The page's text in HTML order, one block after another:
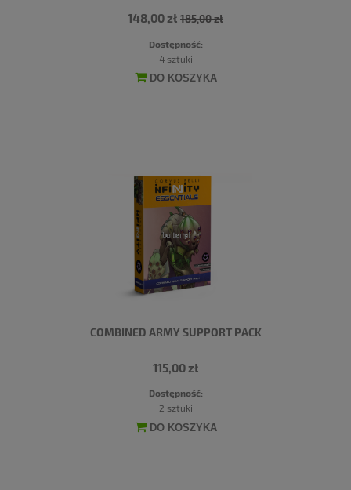
148,00 zł 185,00 zł
Dostępność:
4 sztuki
DO KOSZYKA
COMBINED ARMY SUPPORT PACK
115,00 zł
Dostępność:
2 sztuki
DO KOSZYKA